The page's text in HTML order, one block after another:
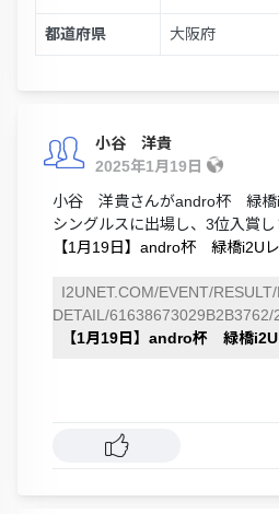
都道府県 大阪府
小谷 洋貴
2025年1月19日
小谷 洋貴さんがandro杯 緑橋
シングルスに出場し、3位入賞し
【1月19日】andro杯 緑橋i2U
I2UNET.COM/EVENT/RESULT/
DETAIL/61638673029B2B3762/
【1月19日】andro杯 緑橋